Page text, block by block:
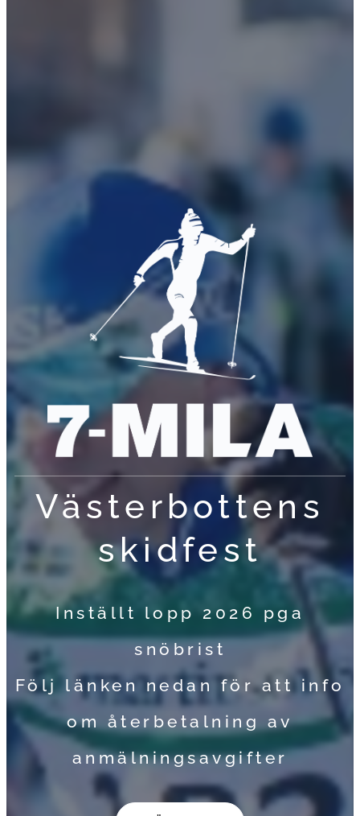
Västerbottens
skidfest
Inställt lopp 2026 pga
snöbrist
Följ länken nedan för att info
om återbetalning av
anmälningsavgifter